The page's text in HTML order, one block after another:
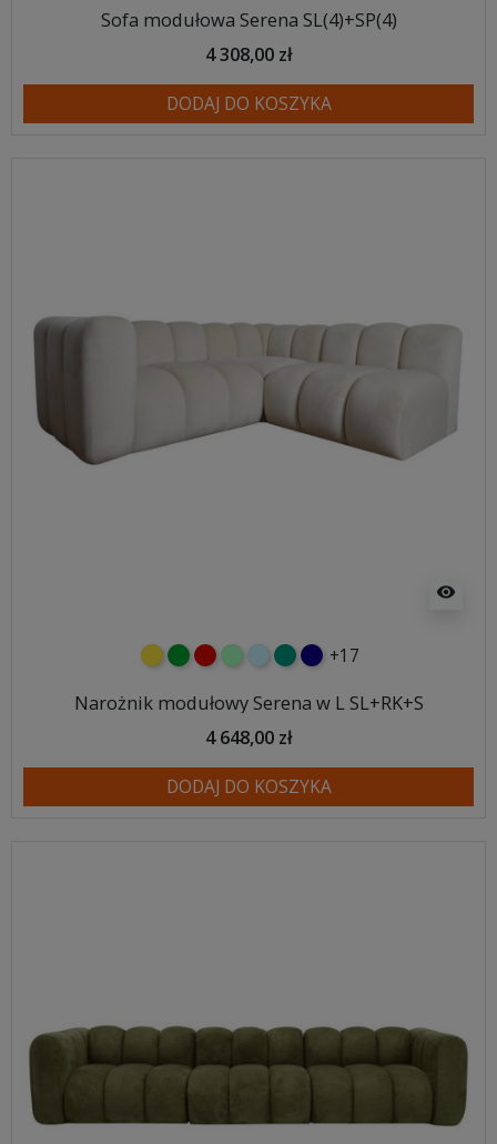
Sofa modułowa Serena SL(4)+SP(4)
4 308,00 zł
DODAJ DO KOSZYKA
visibility
żółtyzielonyczerwony
miętowybłękitnyturkusowy
granatowy
+17
Narożnik modułowy Serena w L SL+RK+S
4 648,00 zł
DODAJ DO KOSZYKA